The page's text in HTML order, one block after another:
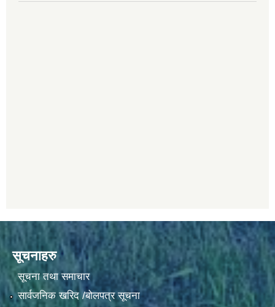
सूचनाहरु
सूचना तथा समाचार
सार्वजनिक खरिद /बोलपत्र सूचना